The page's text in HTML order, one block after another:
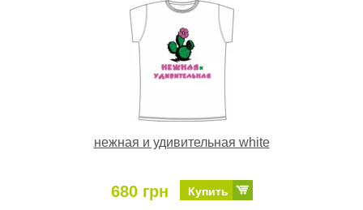
нежная и удивительная white
680 грн Купить